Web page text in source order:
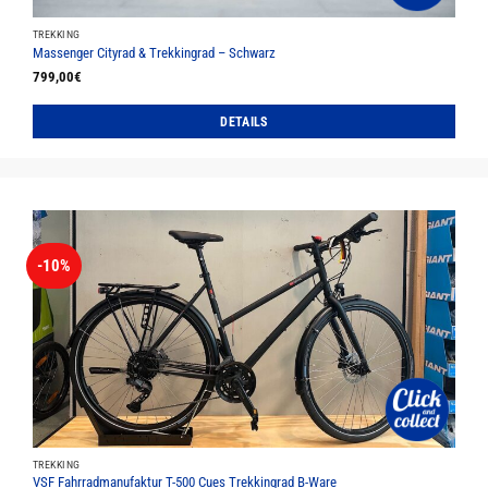
TREKKING
Massenger Cityrad & Trekkingrad – Schwarz
799,00€
DETAILS
mehrere
Varianten
auf.
Die
Optionen
können
auf
der
Produktseite
gewählt
werden
-10%
TREKKING
VSF Fahrradmanufaktur T-500 Cues Trekkingrad B-Ware